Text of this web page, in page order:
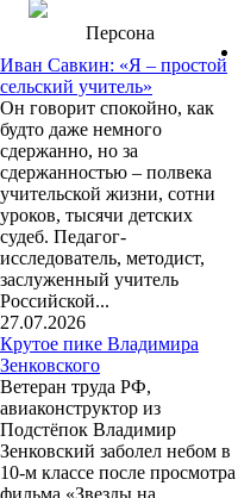
Персона
Иван Савкин: «Я – простой
сельский учитель»
Он говорит спокойно, как
будто даже немного
сдержанно, но за
сдержанностью – полвека
учительской жизни, сотни
уроков, тысячи детских
судеб. Педагог-
исследователь, методист,
заслуженный учитель
Российской...
27.07.2026
Крутое пике Владимира
Зенковского
Ветеран труда РФ,
авиаконструктор из
Подстёпок Владимир
Зенковский заболел небом в
10-м классе после просмотра